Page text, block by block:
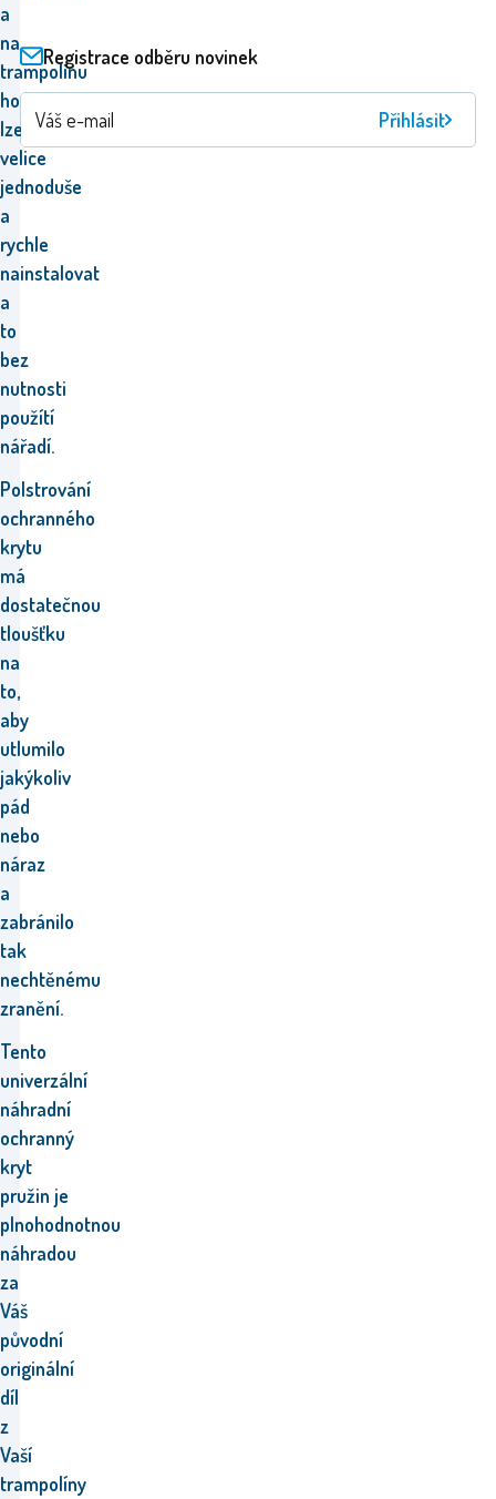
a
na
trampolínu
ho
lze
velice
jednoduše
a
rychle
nainstalovat
a
to
bez
nutnosti
použítí
nářadí.
Polstrování
ochranného
krytu
má
dostatečnou
tloušťku
na
to,
aby
utlumilo
jakýkoliv
pád
nebo
náraz
a
zabránilo
tak
nechtěnému
zranění.
Tento
univerzální
náhradní
ochranný
kryt
pružin je
plnohodnotnou
náhradou
za
Váš
původní
originální
díl
z
Vaší
trampolíny
Registrace odběru novinek
Přihlásit